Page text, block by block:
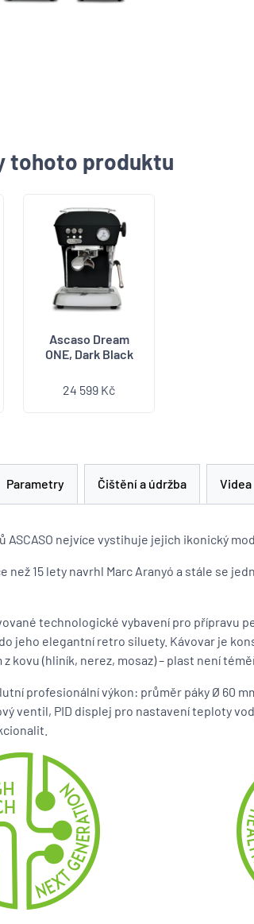
tohoto produktu
Ascaso Dream
ONE, Dark Black
24 599 Kč
Parametry Čištění a údržba Videa
ASCASO nejvíce vystihuje jejich ikonický
než 15 lety navrhl Marc Aranyó a stále se
technologické vybavení pro přípravu
jeho elegantní retro siluety. Kávovar je
kovu (hliník, nerez, mosaz) – plast není
profesionální výkon: průměr páky Ø 60
ventil, PID displej pro nastavení teploty